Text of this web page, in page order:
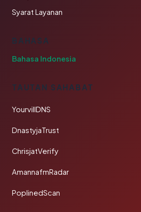
Syarat Layanan
BAHASA
Bahasa Indonesia
TAUTAN SAHABAT
YourvillDNS
DnastyjaTrust
ChrisjatVerify
AmannafmRadar
PoplinedScan